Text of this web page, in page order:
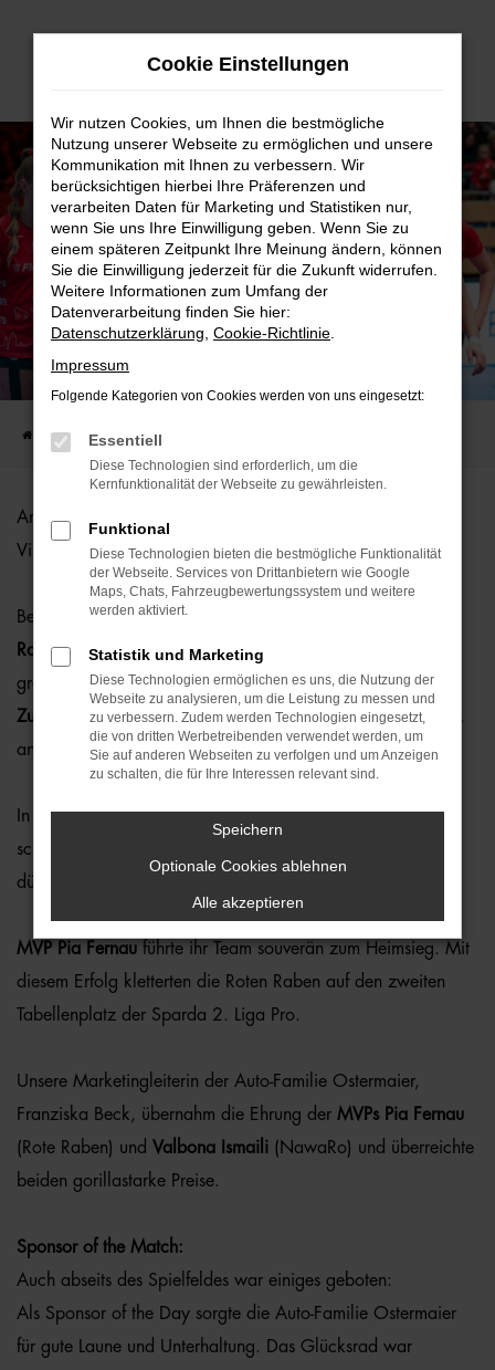
Zum
SPIELTAGSSPONSOR BEI DEN ROTEN RABEN.
69 MINUTEN SPANNUNG PUR!
Startseite AUTO-FAMILIE
Am Samstag, den 18. Oktober, war in der Ballsporthalle
Vilsbiburg richtig etwas geboten.
Beim mitreißenden Niederbayernderby zwischen den
Raben Vilsbiburg und NawaRo Straubing
großartige Stimmung auf den Rängen – rund 1.300
Zuschauerinnen und Zuschauerfeuerten ihre Teams lautstark
an.
In einem spannenden Spiel setzten sich die Roten Raben
schließlich mit
dürfen sich nun
MVP Pia Fernau führte ihr Team souverän zum Heimsieg. Mit
diesem Erfolg kletterten die Roten Raben auf den zweiten
Tabellenplatz der Sparda 2. Liga Pro.
Unsere Marketingleiterin der Auto-Familie Ostermaier,
Franziska Beck, übernahm die Ehrung der MVPs Pia Fernau
(Rote Raben) und Valbona Ismaili (NawaRo) und überreichte
beiden gorillastarke Preise.
Sponsor of the Match:
Auch abseits des Spielfeldes war einiges geboten:
Als Sponsor of the Day sorgte die Auto-Familie Ostermaier
für gute Laune und Unterhaltung. Das Glücksrad war
Cookie Einstellungen
Wir nutzen Cookies, um Ihnen die bestmögliche
Nutzung unserer Webseite zu ermöglichen und unsere
Kommunikation mit Ihnen zu verbessern. Wir
berücksichtigen hierbei Ihre Präferenzen und
verarbeiten Daten für Marketing und Statistiken nur,
wenn Sie uns Ihre Einwilligung geben. Wenn Sie zu
einem späteren Zeitpunkt Ihre Meinung ändern, können
Sie die Einwilligung jederzeit für die Zukunft widerrufen.
Weitere Informationen zum Umfang der
Datenverarbeitung finden Sie hier:
Datenschutzerklärung Cookie-Richtlinie
Impressum
Folgende Kategorien von Cookies werden von uns eingesetzt:
Essentiell
Diese Technologien sind erforderlich, um die
Kernfunktionalität der Webseite zu gewährleisten.
Funktional
Diese Technologien bieten die bestmögliche Funktionalität
der Webseite. Services von Drittanbietern wie Google
Maps, Chats, Fahrzeugbewertungssystem und weitere
werden aktiviert.
Statistik und Marketing
Diese Technologien ermöglichen es uns, die Nutzung der
Webseite zu analysieren, um die Leistung zu messen und
zu verbessern. Zudem werden Technologien eingesetzt,
die von dritten Werbetreibenden verwendet werden, um
Sie auf anderen Webseiten zu verfolgen und um Anzeigen
zu schalten, die für Ihre Interessen relevant sind.
Speichern
Optionale Cookies ablehnen
Alle akzeptieren